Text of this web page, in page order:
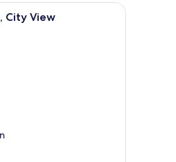
Badezimmer sind vorhanden.
einem an der Wand montierten
Hotelzimmer mit einem Bett, einem
City View